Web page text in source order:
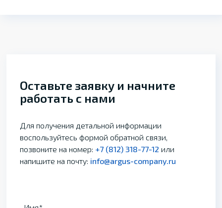
Оставьте заявку и начните
работать с нами
Для получения детальной информации
воспользуйтесь формой обратной связи,
позвоните на номер: +7 (812) 318-77-12 или
напишите на почту: info@argus-company.ru